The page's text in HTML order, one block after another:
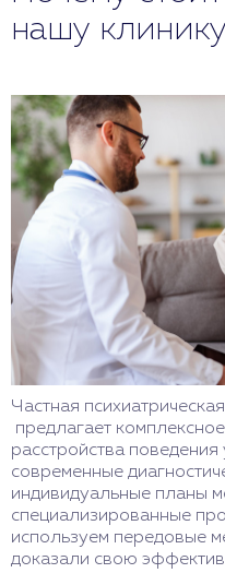
нашу клинику
Частная
предлагает
расстройства поведения
современные
индивидуальные планы
специализированные
используем передовые
доказали свою